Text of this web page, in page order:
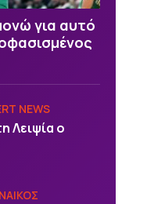
για αυτό
NEWS
Λειψία ο